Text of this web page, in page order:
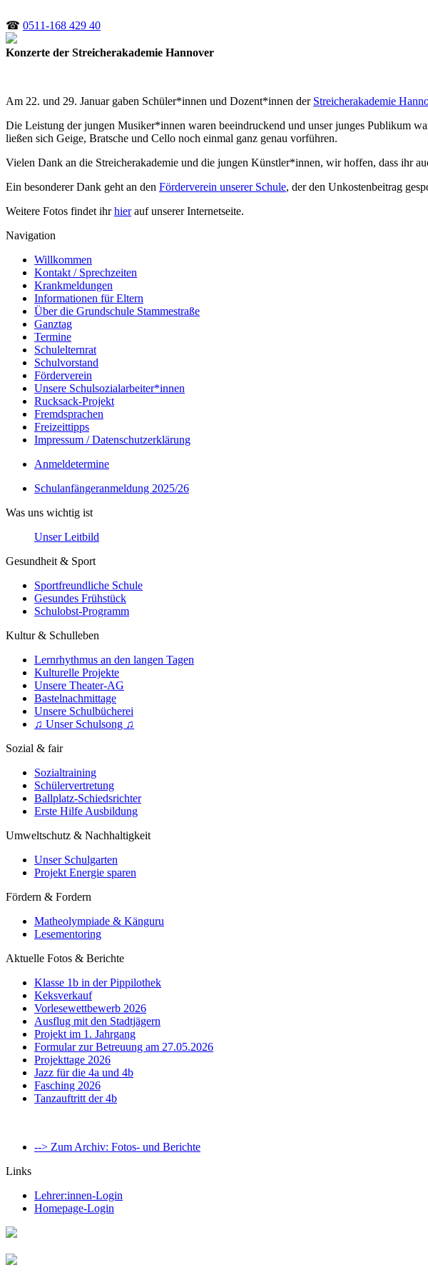
☎ 0511-168 429 40
Konzerte der Streicherakademie Hannover
Am 22. und 29. Januar gaben Schüler*innen und Dozent*innen der Streicherakademie
Die Leistung der jungen Musiker*innen waren beeindruckend und unser junges Publikum
ließen sich Geige, Bratsche und Cello noch einmal ganz genau vorführen.
Vielen Dank an die Streicherakademie und die jungen Künstler*innen, wir hoffen, dass ihr
Ein besonderer Dank geht an den Förderverein unserer Schule, der den Unkostenbeitrag
Weitere Fotos findet ihrhierauf unserer Internetseite.
Navigation
Willkommen
Kontakt / Sprechzeiten
Krankmeldungen
Informationen für Eltern
Über die Grundschule Stammestraße
Ganztag
Termine
Schulelternrat
Schulvorstand
Förderverein
Unsere Schulsozialarbeiter*innen
Rucksack-Projekt
Fremdsprachen
Freizeittipps
Impressum / Datenschutzerklärung
Anmeldetermine
Schulanfängeranmeldung 2025/26
Was uns wichtig ist
Unser Leitbild
Gesundheit & Sport
Sportfreundliche Schule
Gesundes Frühstück
Schulobst-Programm
Kultur & Schulleben
Lernrhythmus an den langen Tagen
Kulturelle Projekte
Unsere Theater-AG
Bastelnachmittage
Unsere Schulbücherei
♫ Unser Schulsong ♫
Sozial & fair
Sozialtraining
Schülervertretung
Ballplatz-Schiedsrichter
Erste Hilfe Ausbildung
Umweltschutz & Nachhaltigkeit
Unser Schulgarten
Projekt Energie sparen
Fördern & Fordern
Matheolympiade & Känguru
Lesementoring
Aktuelle Fotos & Berichte
Klasse 1b in der Pippilothek
Keksverkauf
Vorlesewettbewerb 2026
Ausflug mit den Stadtjägern
Projekt im 1. Jahrgang
Formular zur Betreuung am 27.05.2026
Projekttage 2026
Jazz für die 4a und 4b
Fasching 2026
Tanzauftritt der 4b
--> Zum Archiv: Fotos- und Berichte
Links
Lehrer:innen-Login
Homepage-Login